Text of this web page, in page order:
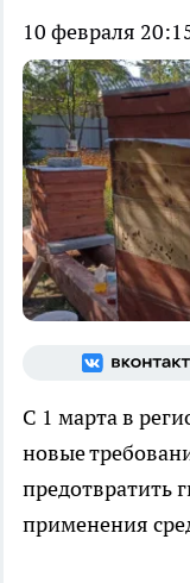
10 февраля
С 1 марта в
новые
предотвратить
применения